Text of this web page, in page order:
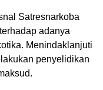
Satresnarkoba
adanya
Menindaklanjuti
penyelidikan